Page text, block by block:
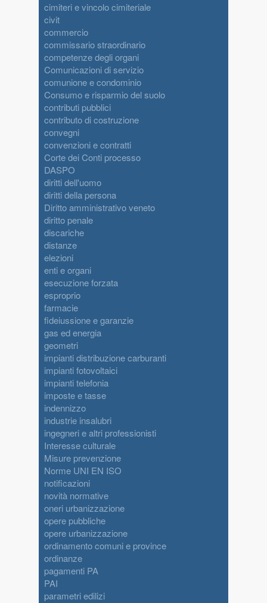
cimiteri e vincolo cimiteriale
civit
commercio
commissario straordinario
competenze degli organi
Comunicazioni di servizio
comunione e condominio
Consumo e risparmio del suolo
contributi pubblici
contributo di costruzione
convegni
convenzioni e contratti
Corte dei Conti processo
DASPO
diritti dell'uomo
diritti della persona
Diritto amministrativo veneto
diritto penale
discariche
distanze
elezioni
enti e organi
esecuzione forzata
esproprio
farmacie
fideiussione e garanzie
gas ed energia
geometri
impianti distribuzione carburanti
impianti fotovoltaici
impianti telefonia
imposte e tasse
indennizzo
industrie insalubri
ingegneri e altri professionisti
Interesse culturale
Misure prevenzione
Norme UNI EN ISO
notificazioni
novità normative
oneri urbanizzazione
opere pubbliche
opere urbanizzazione
ordinamento comuni e province
ordinanze
pagamenti PA
PAI
parametri edilizi